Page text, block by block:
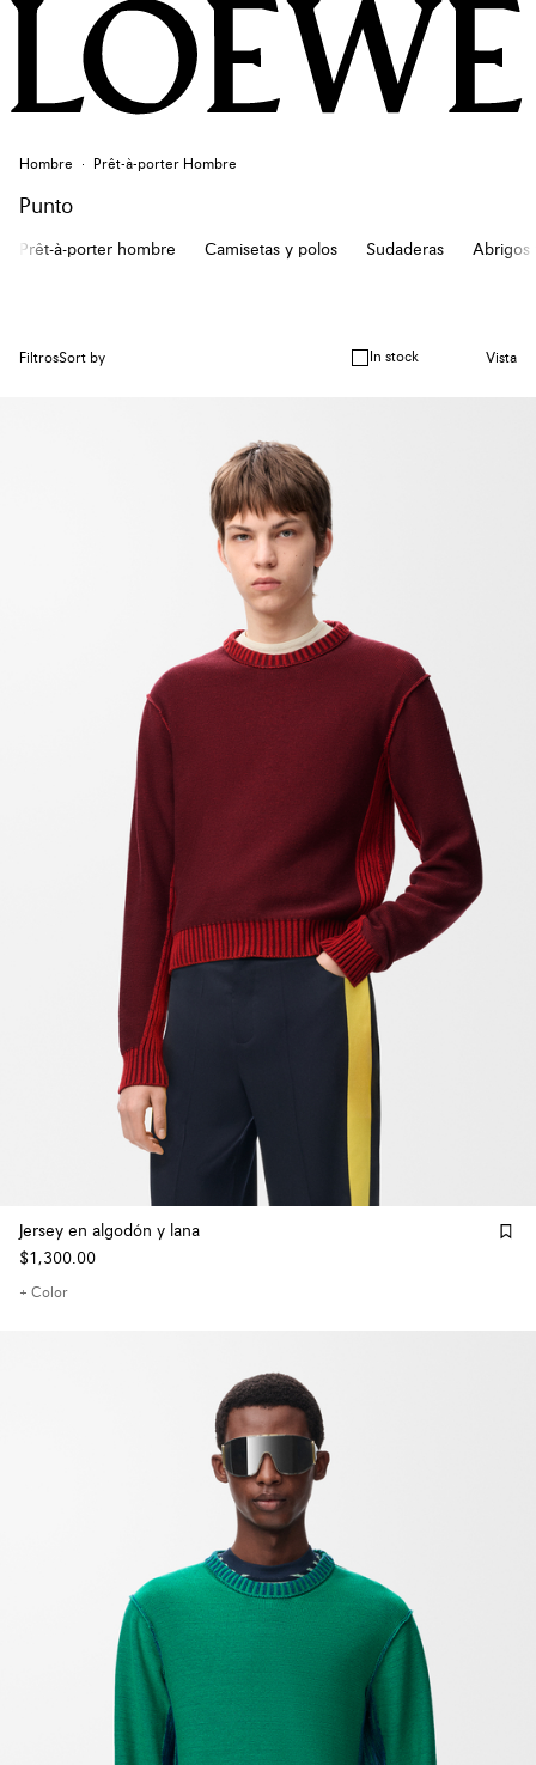
Hombre Prêt-à-porter Hombre
Punto
Prêt-à-porter hombre Camisetas y polos Sudaderas Abrigos
FiltrosSort by In stock Vista
Jersey en algodón y lana
$1,300.00
+ Color